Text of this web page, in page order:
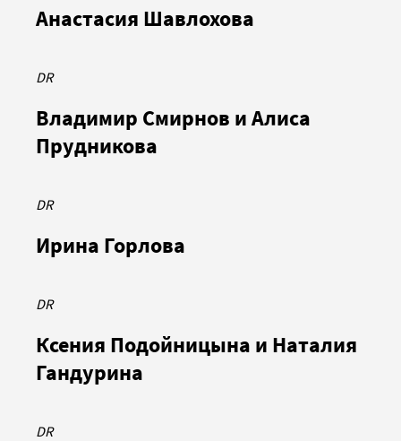
Анастасия Шавлохова
DR
Владимир Смирнов и Алиса
Прудникова
DR
Ирина Горлова
DR
Ксения Подойницына и Наталия
Гандурина
DR